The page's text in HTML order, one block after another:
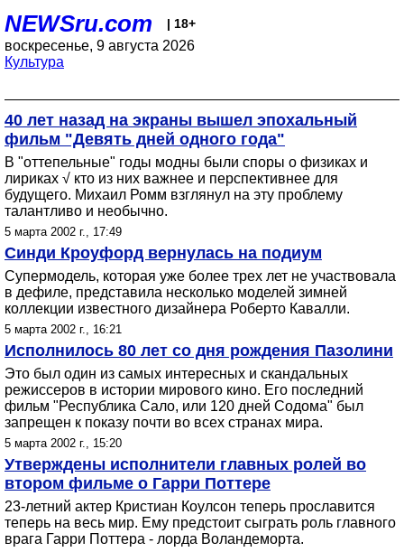
NEWSru.com | 18+
воскресенье, 9 августа 2026
Культура
40 лет назад на экраны вышел эпохальный
фильм "Девять дней одного года"
В "оттепельные" годы модны были споры о физиках и
лириках √ кто из них важнее и перспективнее для
будущего. Михаил Ромм взглянул на эту проблему
талантливо и необычно.
5 марта 2002 г., 17:49
Синди Кроуфорд вернулась на подиум
Супермодель, которая уже более трех лет не участвовала
в дефиле, представила несколько моделей зимней
коллекции известного дизайнера Роберто Кавалли.
5 марта 2002 г., 16:21
Исполнилось 80 лет со дня рождения Пазолини
Это был один из самых интересных и скандальных
режиссеров в истории мирового кино. Его последний
фильм "Республика Сало, или 120 дней Содома" был
запрещен к показу почти во всех странах мира.
5 марта 2002 г., 15:20
Утверждены исполнители главных ролей во
втором фильме о Гарри Поттере
23-летний актер Кристиан Коулсон теперь прославится
теперь на весь мир. Ему предстоит сыграть роль главного
врага Гарри Поттера - лорда Воландеморта.